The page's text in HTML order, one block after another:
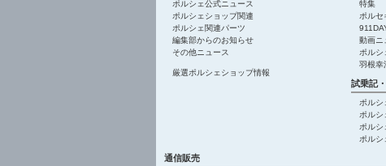
ポルシェ公式ニュース
ポルシェショップ関連
ポルシェ関連パーツ
編集部からのお知らせ
その他ニュース
厳選ポルシェショップ情報
特集
ポルセ
動画ニ
ポルシ
羽根幸
試乗記
ポルシ
ポルシ
ポルシ
ポルシ
通信販売